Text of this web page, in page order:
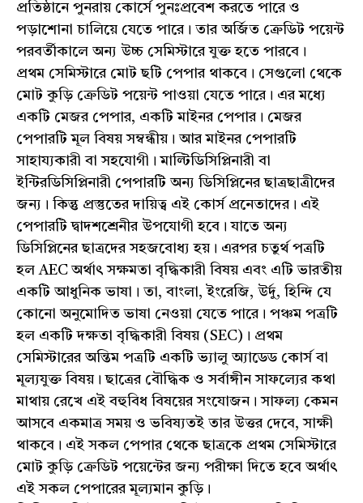
প্রতিষ্ঠানে পুনরায় কোর্সে পুনঃপ্রবেশ করতে পারে ও
পড়াশোনা চালিয়ে যেতে পারে। তার অর্জিত ক্রেডিট পয়েন্ট
পরবর্তীকালে অন্য উচ্চ সেমিস্টারে যুক্ত হতে পারবে।
প্রথম সেমিস্টারে মোট ছটি পেপার থাকবে। সেগুলো থেকে
মোট কুড়ি ক্রেডিট পয়েন্ট পাওয়া যেতে পারে। এর মধ্যে
একটি মেজর পেপার, একটি মাইনর পেপার। মেজর
পেপারটি মূল বিষয় সম্বন্ধীয়। আর মাইনর পেপারটি
সাহায্যকারী বা সহযোগী। মাল্টিডিসিপ্লিনারী বা
ইন্টিরডিসিপ্লিনারী পেপারটি অন্য ডিসিপ্লিনের ছাত্রছাত্রীদের
জন্য। কিন্তু প্রস্তুতের দায়িত্ব এই কোর্স প্রনেতাদের। এই
পেপারটি দ্বাদশশ্রেনীর উপযোগী হবে। যাতে অন্য
ডিসিপ্লিনের ছাত্রদের সহজবোধ্য হয়। এরপর চতুর্থ পত্রটি
হল AEC অর্থাৎ সক্ষমতা বৃদ্ধিকারী বিষয় এবং এটি ভারতীয়
একটি আধুনিক ভাষা। তা, বাংলা, ইংরেজি, উর্দু, হিন্দি যে
কোনো অনুমোদিত ভাষা নেওয়া যেতে পারে। পঞ্চম পত্রটি
হল একটি দক্ষতা বৃদ্ধিকারী বিষয় (SEC)। প্রথম
সেমিস্টারের অন্তিম পত্রটি একটি ভ্যালু অ্যাডেড কোর্স বা
মূল্যযুক্ত বিষয়। ছাত্রের বৌদ্ধিক ও সর্বাঙ্গীন সাফল্যের কথা
মাথায় রেখে এই বহুবিধ বিষয়ের সংযোজন। সাফল্য কেমন
আসবে একমাত্র সময় ও ভবিষ্যতই তার উত্তর দেবে, সাক্ষী
থাকবে। এই সকল পেপার থেকে ছাত্রকে প্রথম সেমিস্টারে
মোট কুড়ি ক্রেডিট পয়েন্টের জন্য পরীক্ষা দিতে হবে অর্থাৎ
এই সকল পেপারের মূল্যমান কুড়ি।